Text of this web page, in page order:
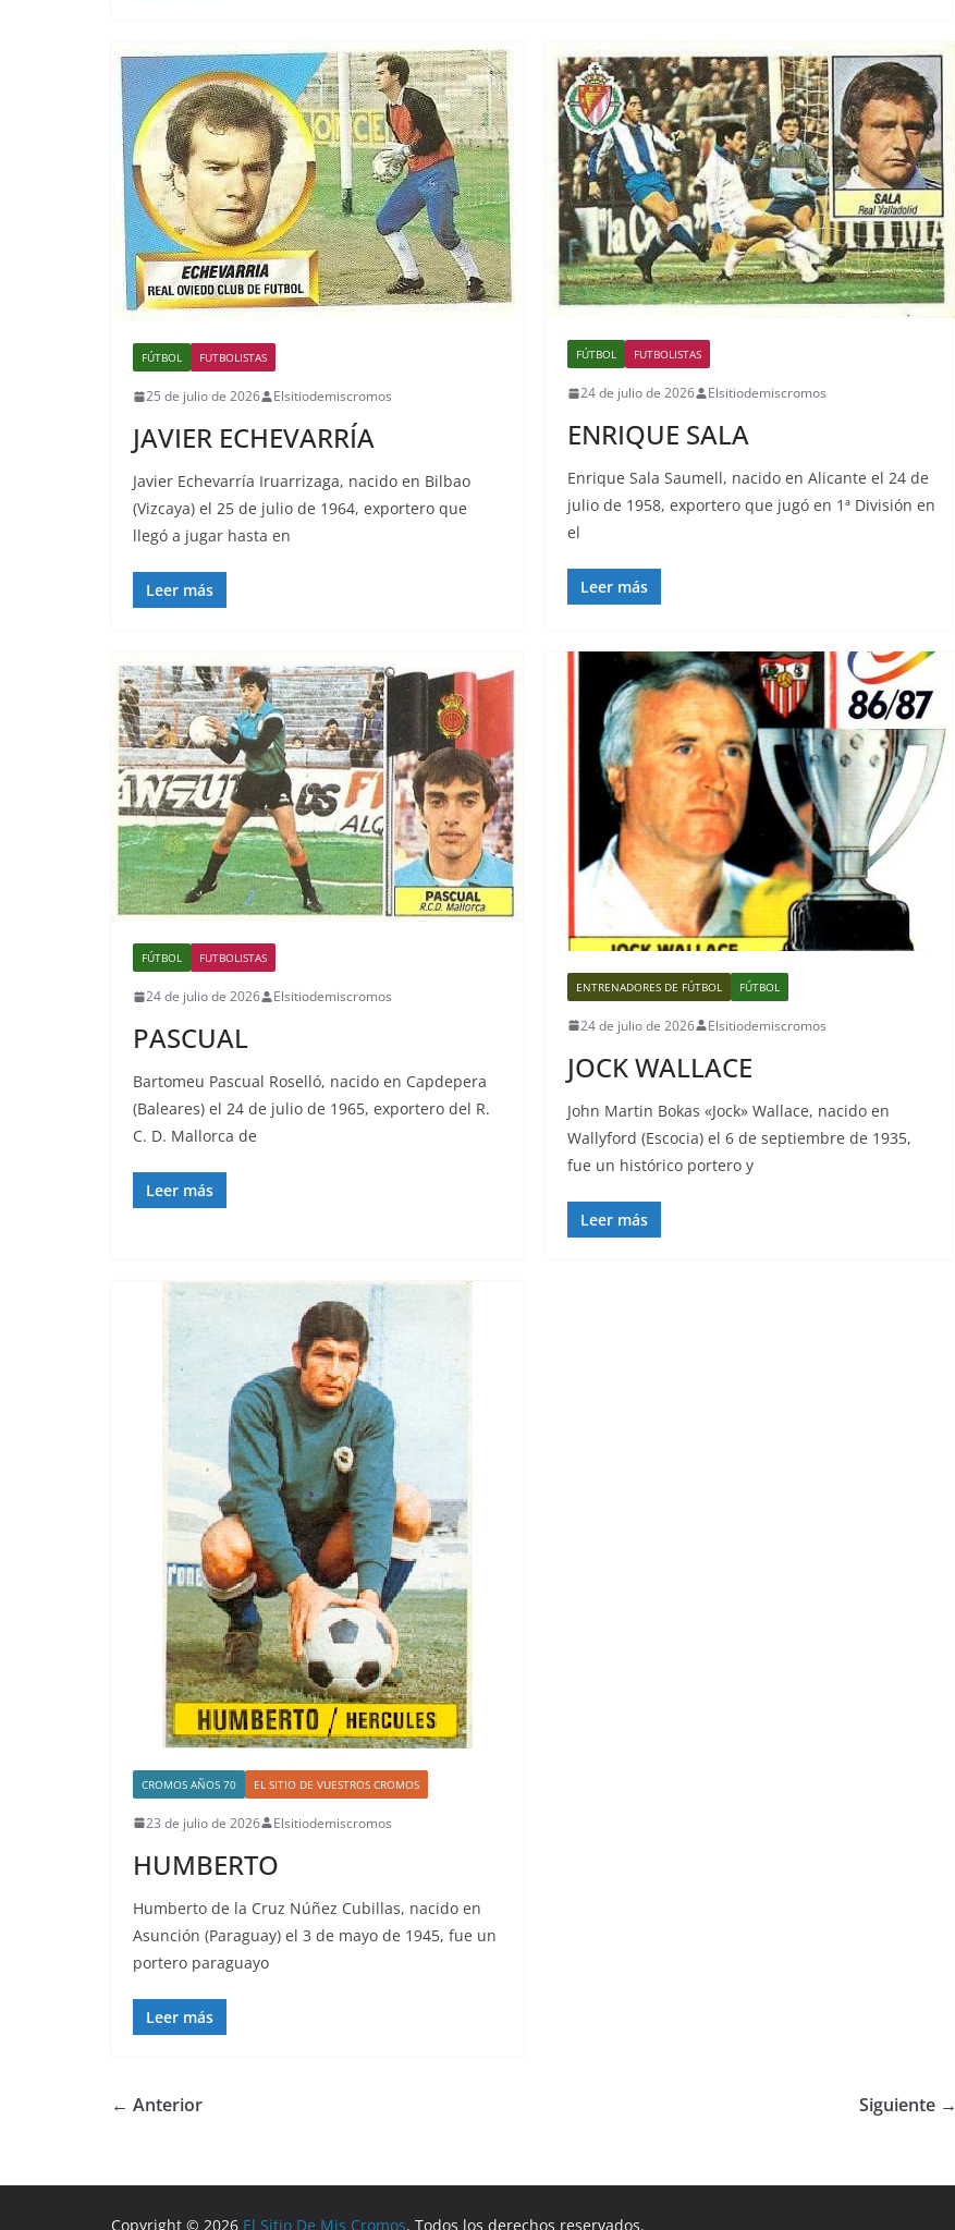
FÚTBOL FUTBOLISTAS
25 de julio de 2026 Elsitiodemiscromos
JAVIER ECHEVARRÍA
Javier Echevarría Iruarrizaga, nacido en Bilbao
(Vizcaya) el 25 de julio de 1964, exportero que
llegó a jugar hasta en
Leer más
FÚTBOL FUTBOLISTAS
24 de julio de 2026 Elsitiodemiscromos
ENRIQUE SALA
Enrique Sala Saumell, nacido en Alicante el 24 de
julio de 1958, exportero que jugó en 1ª División en
el
Leer más
FÚTBOL FUTBOLISTAS
24 de julio de 2026 Elsitiodemiscromos
PASCUAL
Bartomeu Pascual Roselló, nacido en Capdepera
(Baleares) el 24 de julio de 1965, exportero del R.
C. D. Mallorca de
Leer más
ENTRENADORES DE FÚTBOL FÚTBOL
24 de julio de 2026 Elsitiodemiscromos
JOCK WALLACE
John Martin Bokas «Jock» Wallace, nacido en
Wallyford (Escocia) el 6 de septiembre de 1935,
fue un histórico portero y
Leer más
CROMOS AÑOS 70 EL SITIO DE VUESTROS CROMOS
23 de julio de 2026 Elsitiodemiscromos
HUMBERTO
Humberto de la Cruz Núñez Cubillas, nacido en
Asunción (Paraguay) el 3 de mayo de 1945, fue un
portero paraguayo
Leer más
← Anterior Siguiente →
Copyright © 2026 El Sitio De Mis Cromos. Todos los derechos reservados.